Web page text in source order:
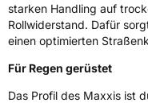
Rollgeräusch (Klasse) B
starken Handling auf
Rollwiderstand. Dafür
einen optimierten
Für Regen gerüstet
Das Profil des Maxxis ist